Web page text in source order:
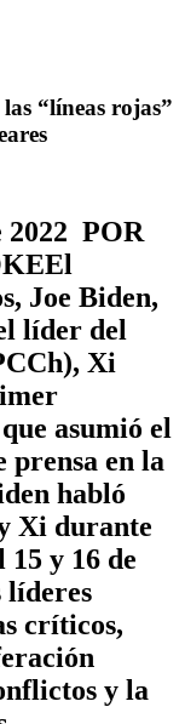
“líneas rojas”
2022 POR
Joe Biden,
líder del
Xi
asumió el
prensa en la
habló
Xi durante
y 16 de
líderes
críticos,
y la